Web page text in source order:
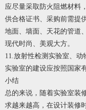
应尽量采取防火阻燃材料
供合格证书、采购前需提
地面、墙面、天花的管道
现代时尚、美观大方。
11.放射性检测实验室、
实验室的建设应按照国家
小结
总的来说，随着实验室装
求越来越高，在设计装修